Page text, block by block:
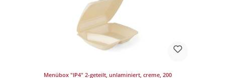
Menübox "IP4" 2-geteilt, unlaminiert, creme, 200